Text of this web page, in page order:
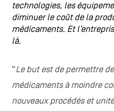
technologies, les
diminuer le coût de la
médicaments. Et
là.
“Le but est de permettre
médicaments à moindre
nouveaux procédés et